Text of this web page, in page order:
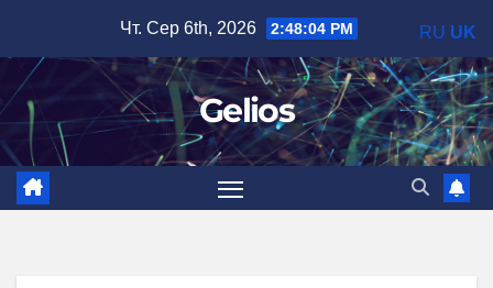
вмісту
Чт. Сер 6th, 2026 2:48:06 PM
Gelios
RU UK